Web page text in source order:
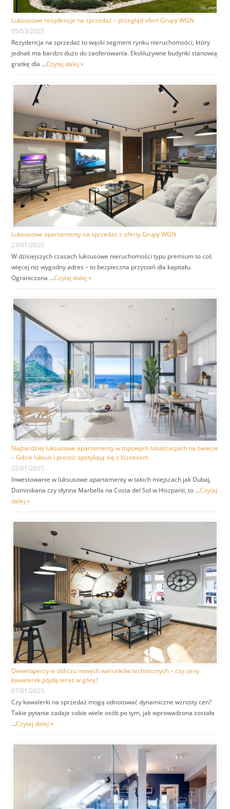
Luksusowe rezydencje na sprzedaż – przegląd ofert Grupy WGN
05/03/2025
Rezydencja na sprzedaż to wąski segment rynku nieruchomości, który
jednak ma bardzo dużo do zaoferowania. Ekskluzywne budynki stanowią
gratkę dla …Czytaj dalej »
Luksusowe apartamenty na sprzedaż z oferty Grupy WGN
23/01/2025
W dzisiejszych czasach luksusowe nieruchomości typu premium to coś
więcej niż wygodny adres – to bezpieczna przystań dla kapitału.
Ograniczona …Czytaj dalej »
Najbardziej luksusowe apartamenty w topowych lokalizacjach na świecie
– Gdzie luksus i prestiż spotykają się z biznesem
22/01/2025
Inwestowanie w luksusowe apartamenty w takich miejscach jak Dubaj,
Dominikana czy słynna Marbella na Costa del Sol w Hiszpanii, to …Czytaj
dalej »
Deweloperzy w obliczu nowych warunków technicznych – czy ceny
kawalerek pójdą teraz w górę?
07/01/2025
Czy kawalerki na sprzedaż mogą odnotować dynamiczne wzrosty cen?
Takie pytanie zadaje sobie wiele osób po tym, jak wprowadzona została
…Czytaj dalej »